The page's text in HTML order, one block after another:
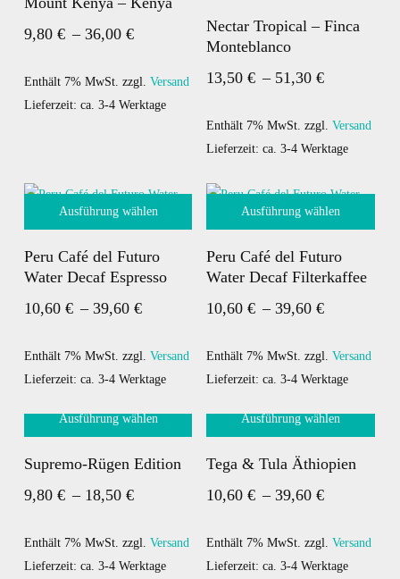
Produktseite
gewählt
Produktseite
werden
Produkt
weist
Varianten
auf.
auf
gewählt
9,80 € – 36,00 € Preisspanne:
bis
36,00 €
Enthält 7% MwSt. zzgl. Versand
Lieferzeit: ca. 3-4 Werktage
Produkt
weist
mehrere
auf.
Die
können
Produktseite
werden
Nectar Tropical – Finca
Monteblanco
13,50€ – 51,30€
bis
51,30 €
Enthält 7% MwSt. zzgl.Versand
Lieferzeit: ca. 3-4 Werktage
Ausführung wählen
Produkt
weist
mehrere
auf.
Die
können
der
Produktseite
werden
Peru Café del Futuro
Water Decaf Espresso
10,60 € – 39,60 € Preisspanne:
bis
39,60 €
Enthält 7% MwSt. zzgl. Versand
Lieferzeit: ca. 3-4 Werktage
Ausführung wählen
Produkt
weist
mehrere
auf.
Die
können
der
Produktseite
werden
Peru Café del Futuro
Water Decaf Filterkaffee
10,60€ –39,60€
bis
39,60 €
Enthält 7% MwSt. zzgl.Versand
Lieferzeit: ca. 3-4 Werktage
Ausführung wählen
Produkt
weist
Varianten
auf.
Supremo-Rügen Edition
9,80 € – 18,50 € Preisspanne:
bis
18,50 €
Enthält 7% MwSt. zzgl. Versand
Lieferzeit: ca. 3-4 Werktage
Ausführung wählen
Produkt
weist
Varianten
auf.
Tega & Tula Äthiopien
10,60€ –39,60€
bis
39,60 €
Enthält 7% MwSt. zzgl.Versand
Lieferzeit: ca. 3-4 Werktage